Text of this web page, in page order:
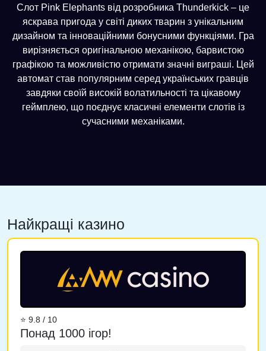
Слот Pink Elephants від розробника Thunderkick – це
яскрава пригода у світі диких тварин з унікальним
дизайном та інноваційними бонусними функціями. Гра
вирізняється оригінальною механікою, барвистою
графікою та можливістю отримати значні виграші. Цей
автомат став популярним серед українських гравців
завдяки своїй високій волатильності та цікавому
геймплею, що поєднує класичні елементи слотів із
сучасними механіками.
Найкращі казино
⭐ 9.8 / 10
Понад 1000 ігор!